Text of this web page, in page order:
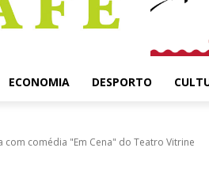
ECONOMIA DESPORTO
com comédia "Em Cena" do Teatro Vitrine